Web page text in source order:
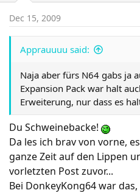
verfügbar, so dass das
musste.
nicht fest, eine realistische
wahrscheinlich.
- Laut Aonuma liegen
mit ihren Vermutungen
- Aonuma hat einige Zeit
verbracht um zu sehen was
anspricht.
Dec 15, 2009
Apprauuuu said:
Naja aber fürs N64 gabs ja
Expansion Pack war halt
Erweiterung, nur dass es
Du Schweinebacke!
Da les ich brav von vorne,
ganze Zeit auf den Lippen
vorletzten Post zuvor...
Bei DonkeyKong64 war